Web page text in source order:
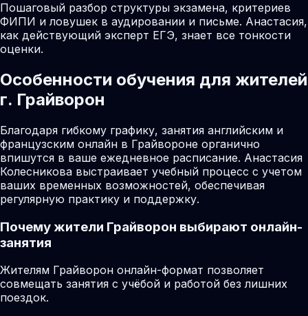
Пошаговый разбор структуры экзамена, критериев
ФИПИ и ловушек в аудировании и письме. Анастасия,
как действующий эксперт ЕГЭ, знает все тонкости
оценки.
Особенности обучения для жителей
г. Грайворон
Благодаря гибкому графику, занятия английским и
французским онлайн в Грайвороне органично
впишутся в ваше ежедневное расписание. Анастасия
Колесникова выстраивает учебный процесс с учетом
ваших временных возможностей, обеспечивая
регулярную практику и поддержку.
Почему жители Грайворон выбирают онлайн-
занятия
Жителям Грайворон онлайн-формат позволяет
совмещать занятия с учёбой и работой без лишних
поездок.